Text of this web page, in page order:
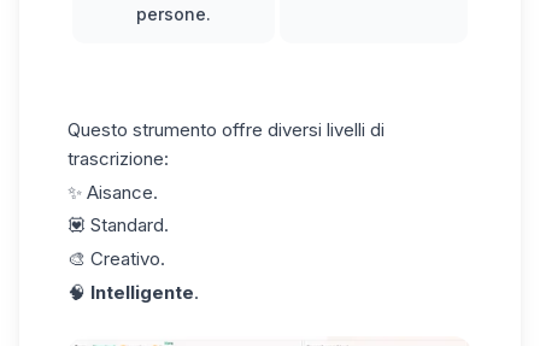
persone.
Questo strumento offre diversi livelli di
trascrizione:
✨ Aisance.
💟 Standard.
🎨 Creativo.
🧠 Intelligente.